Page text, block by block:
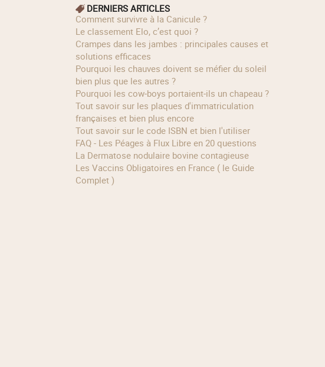
DERNIERS ARTICLES
Comment survivre à la Canicule ?
Le classement Elo, c’est quoi ?
Crampes dans les jambes : principales causes et
solutions efficaces
Pourquoi les chauves doivent se méfier du soleil
bien plus que les autres ?
Pourquoi les cow‑boys portaient‑ils un chapeau ?
Tout savoir sur les plaques d'immatriculation
françaises et bien plus encore
Tout savoir sur le code ISBN et bien l'utiliser
FAQ - Les Péages à Flux Libre en 20 questions
La Dermatose nodulaire bovine contagieuse
Les Vaccins Obligatoires en France ( le Guide
Complet )